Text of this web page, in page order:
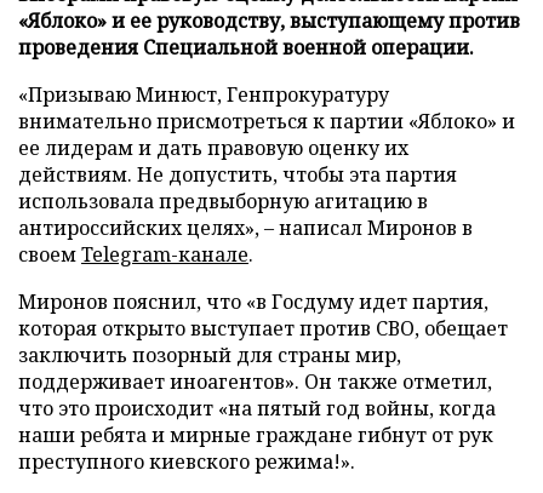
«Яблоко» и ее руководству, выступающему против
проведения Специальной военной операции.
«Призываю Минюст, Генпрокуратуру
внимательно присмотреться к партии «Яблоко» и
ее лидерам и дать правовую оценку их
действиям. Не допустить, чтобы эта партия
использовала предвыборную агитацию в
антироссийских целях», – написал Миронов в
своемTelegram-канале.
Миронов пояснил, что «в Госдуму идет партия,
которая открыто выступает против СВО, обещает
заключить позорный для страны мир,
поддерживает иноагентов». Он также отметил,
что это происходит «на пятый год войны, когда
наши ребята и мирные граждане гибнут от рук
преступного киевского режима!».